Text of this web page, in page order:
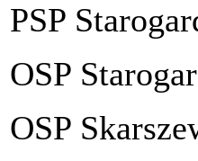
PSP
OSP
OSP